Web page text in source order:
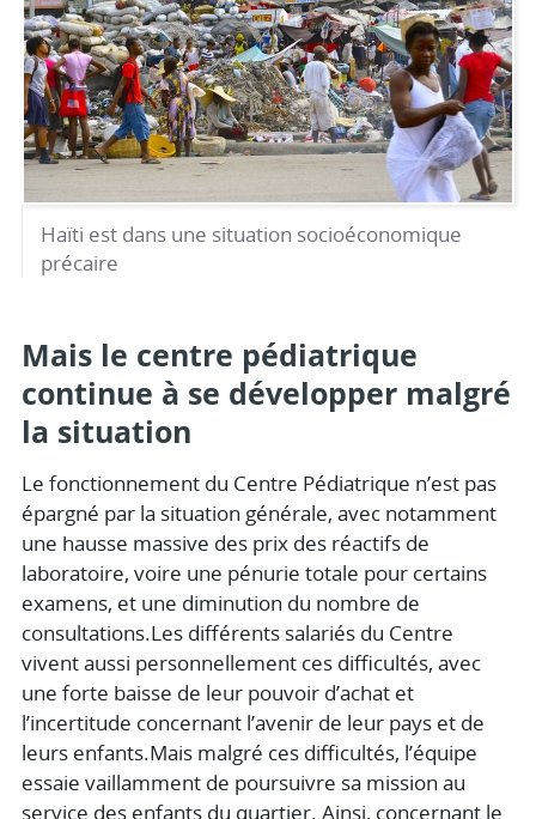
Haïti est dans une situation socioéconomique
précaire
Mais le centre pédiatrique
continue à se développer malgré
la situation
Le fonctionnement du Centre Pédiatrique n’est pas
épargné par la situation générale, avec notamment
une hausse massive des prix des réactifs de
laboratoire, voire une pénurie totale pour certains
examens, et une diminution du nombre de
consultations.Les différents salariés du Centre
vivent aussi personnellement ces difficultés, avec
une forte baisse de leur pouvoir d’achat et
l’incertitude concernant l’avenir de leur pays et de
leurs enfants.Mais malgré ces difficultés, l’équipe
essaie vaillamment de poursuivre sa mission au
service des enfants du quartier. Ainsi, concernant le